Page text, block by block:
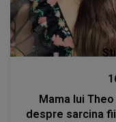
Mama lui
despre sarcina